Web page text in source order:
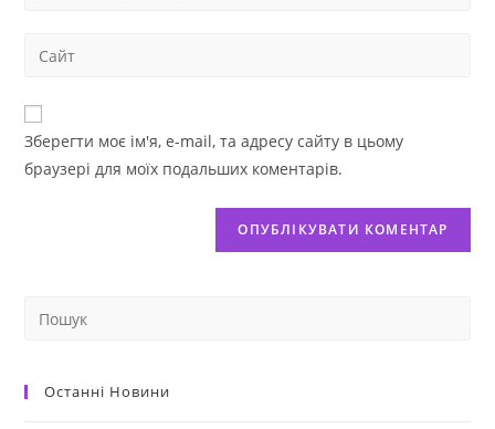
Зберегти моє ім'я, e-mail, та адресу сайту в цьому
браузері для моїх подальших коментарів.
Останні Новини